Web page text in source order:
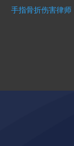
手指骨折伤害律师